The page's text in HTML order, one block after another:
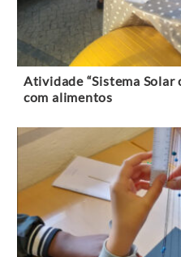
Atividade “Sistema Solar
com alimentos